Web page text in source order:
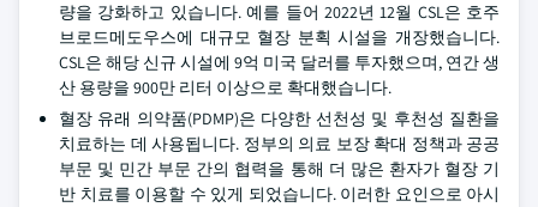
량을 강화하고 있습니다. 예를 들어 2022년 12월 CSL은 호주
브로드메도우스에 대규모 혈장 분획 시설을 개장했습니다.
CSL은 해당 신규 시설에 9억 미국 달러를 투자했으며, 연간 생
산 용량을 900만 리터 이상으로 확대했습니다.
혈장 유래 의약품(PDMP)은 다양한 선천성 및 후천성 질환을
치료하는 데 사용됩니다. 정부의 의료 보장 확대 정책과 공공
부문 및 민간 부문 간의 협력을 통해 더 많은 환자가 혈장 기
반 치료를 이용할 수 있게 되었습니다. 이러한 요인으로 아시